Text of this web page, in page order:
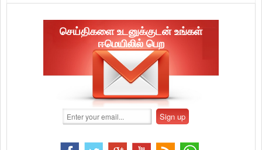
செய்திகளை உடனுக்குடன் உங்கள்
ஈமெயிலில் பெற